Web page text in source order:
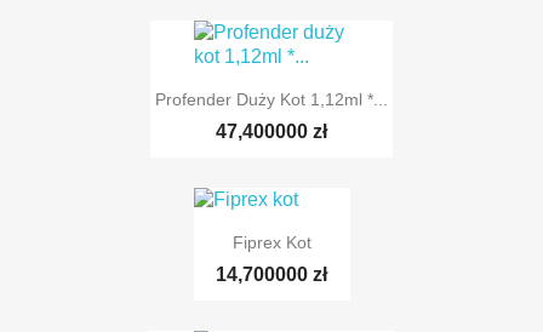
Profender Duży Kot 1,12ml *...
47,400000 zł
Fiprex Kot
14,700000 zł